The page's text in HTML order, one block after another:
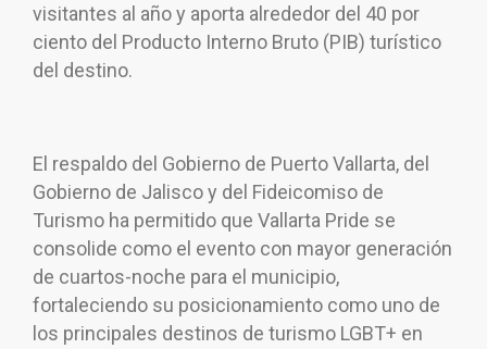
visitantes al año y aporta alrededor del 40 por
ciento del Producto Interno Bruto (PIB) turístico
del destino.
El respaldo del Gobierno de Puerto Vallarta, del
Gobierno de Jalisco y del Fideicomiso de
Turismo ha permitido que Vallarta Pride se
consolide como el evento con mayor generación
de cuartos-noche para el municipio,
fortaleciendo su posicionamiento como uno de
los principales destinos de turismo LGBT+ en